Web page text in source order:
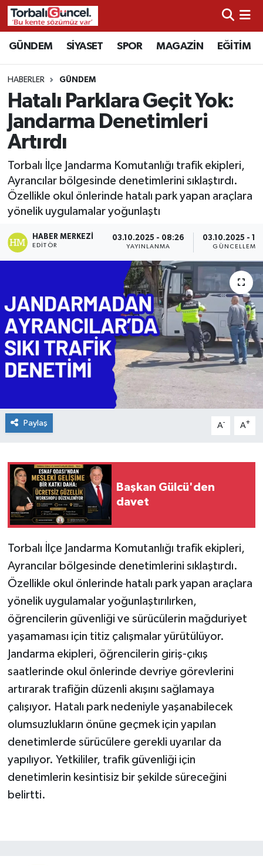
GÜNDEM SİYASET SPOR MAGAZİN EĞİTİM
HABERLER GÜNDEM
Hatalı Parklara Geçit Yok:
Jandarma Denetimleri
Artırdı
Torbalı İlçe Jandarma Komutanlığı trafik ekipleri,
Ayrancılar bölgesinde denetimlerini sıklaştırdı.
Özellikle okul önlerinde hatalı park yapan araçlara
yönelik uygulamalar yoğunlaştı
HABER MERKEZI
EDITÖR
03.10.2025 - 08:26
YAYINLANMA
03.10.2025 -
GÜNCELLEME
Paylaş A- A+
Başkan Gülcü'den
davet
Torbalı İlçe Jandarma Komutanlığı trafik ekipleri,
Ayrancılar bölgesinde denetimlerini sıklaştırdı.
Özellikle okul önlerinde hatalı park yapan araçlara
yönelik uygulamalar yoğunlaştırılırken,
öğrencilerin güvenliği ve sürücülerin mağduriyet
yaşamaması için titiz çalışmalar yürütülüyor.
Jandarma ekipleri, öğrencilerin giriş-çıkış
saatlerinde okul önlerinde devriye görevlerini
artırarak trafiğin düzenli akışını sağlamaya
çalışıyor. Hatalı park nedeniyle yaşanabilecek
olumsuzlukların önüne geçmek için yapılan
denetimlerde sürücülere gerekli uyarılar da
yapılıyor. Yetkililer, trafik güvenliği için
denetimlerin kesintisiz bir şekilde süreceğini
belirtti.
İzmir Nöbetçi Eczaneler
İzmir Hava Durumu
İzmir Namaz Vakitleri
İzmir Trafik Yoğunluk Haritası
Süper Lig Puan Durumu ve Fikstür
Tüm Manşetler